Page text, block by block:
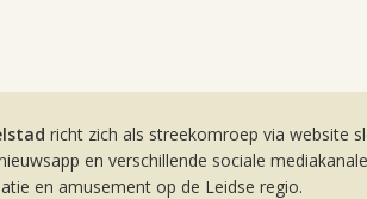
richt zich als streekomroep via website
en verschillende sociale
en amusement op de Leidse regio.